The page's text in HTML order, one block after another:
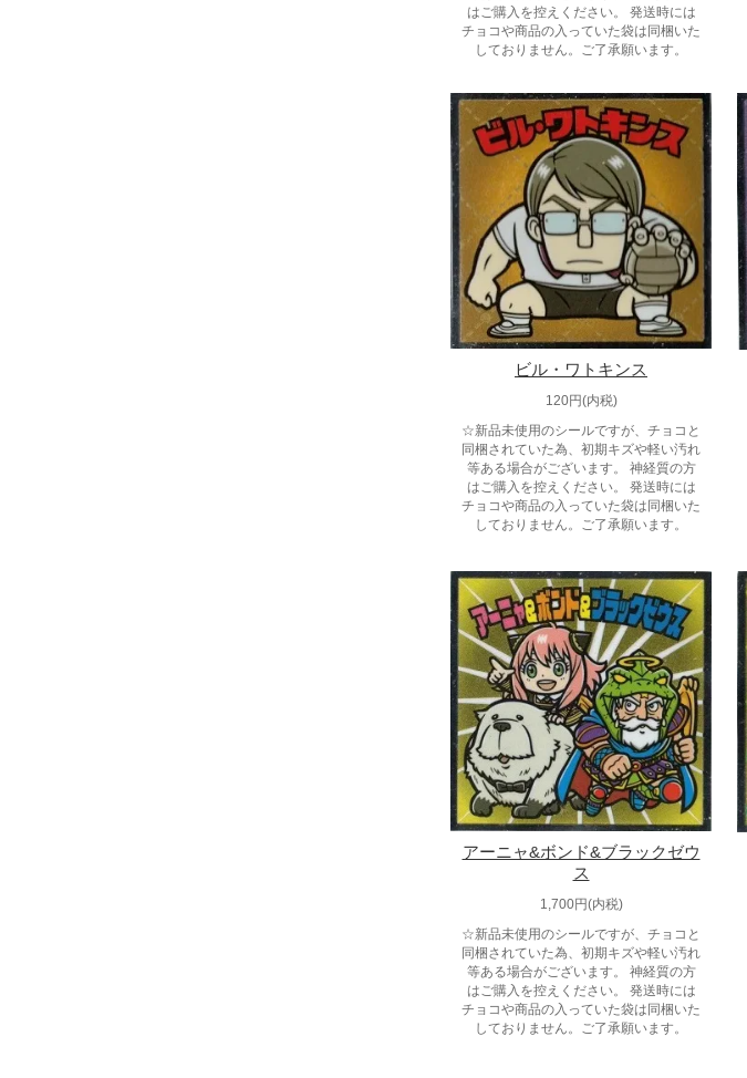
はご購入を控えください。 発送時には
チョコや商品の入っていた袋は同梱いた
しておりません。ご了承願います。
ビル・ワトキンス
120円(内税)
☆新品未使用のシールですが、チョコと
同梱されていた為、初期キズや軽い汚れ
等ある場合がございます。 神経質の方
はご購入を控えください。 発送時には
チョコや商品の入っていた袋は同梱いた
しておりません。ご了承願います。
アーニャ&ボンド&ブラックゼウ
ス
1,700円(内税)
☆新品未使用のシールですが、チョコと
同梱されていた為、初期キズや軽い汚れ
等ある場合がございます。 神経質の方
はご購入を控えください。 発送時には
チョコや商品の入っていた袋は同梱いた
しておりません。ご了承願います。